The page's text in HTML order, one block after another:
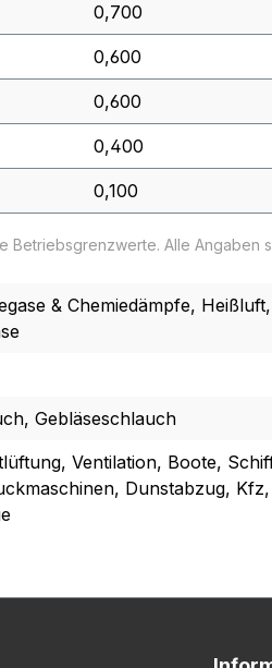
0,700
0,600
0,600
0,400
0,100
Betriebsgrenzwerte. Alle
& Chemiedämpfe,
Gebläseschlauch
Ventilation, Boote,
Dunstabzug,